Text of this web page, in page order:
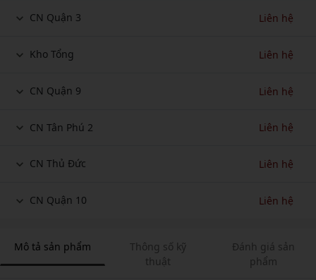
CN Quận 3 Liên hệ
Kho Tổng Liên hệ
CN Quận 9 Liên hệ
CN Tân Phú 2 Liên hệ
CN Thủ Đức Liên hệ
CN Quận 10 Liên hệ
Mô tả sản phẩm
Thông số kỹ
thuật
Đánh giá sản
phẩm